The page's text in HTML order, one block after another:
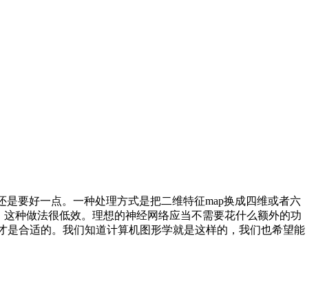
好一点。一种处理方式是把二维特征map换成四维或者六
种做法很低效。理想的神经网络应当不需要花什么额外的功
合适的。我们知道计算机图形学就是这样的，我们也希望能